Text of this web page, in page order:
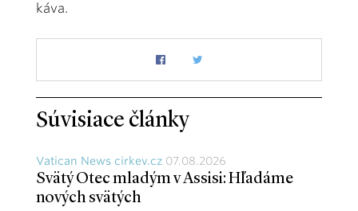
káva.
Súvisiace články
Vatican News cirkev.cz 07.08.2026
Svätý Otec mladým v Assisi: Hľadáme
nových svätých